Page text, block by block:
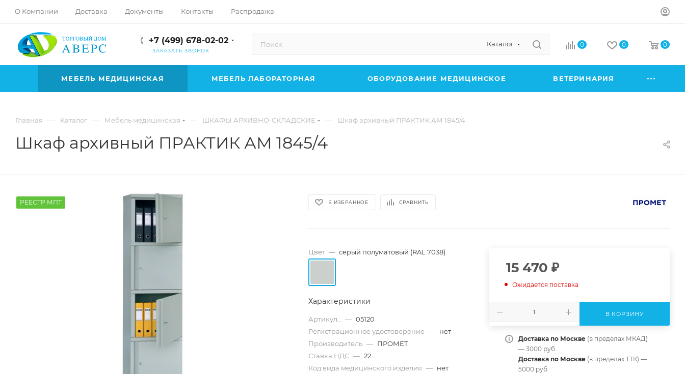
О Компании Доставка Документы Контакты Распродажа
+7 (499) 678-02-02
ЗАКАЗАТЬ ЗВОНОК
Каталог 0 0 0
МЕБЕЛЬ МЕДИЦИНСКАЯ МЕБЕЛЬ ЛАБОРАТОРНАЯ ОБОРУДОВАНИЕ МЕДИЦИНСКОЕ ВЕТЕРИНАРИЯ
Главная — Каталог — Мебель медицинская — ШКАФЫ АРХИВНО-СКЛАДСКИЕ — Шкаф архивный ПРАКТИК АМ 1845/4
Шкаф архивный ПРАКТИК АМ 1845/4
РЕЕСТР МПТ В ИЗБРАННОЕ СРАВНИТЬ
Цвет — серый полуматовый (RAL 7038)
Характеристики
Артикул_ — 05120
Регистрационное удостоверение — нет
Производитель — ПРОМЕТ
Ставка НДС — 22
Код вида медицинского изделия — нет
15 470 ₽
Ожидается поставка
В КОРЗИНУ
Доставка по Москве(в пределах МКАД)
— 3000 руб.
Доставка по Москве (в пределах ТТК) —
5000 руб.
movies